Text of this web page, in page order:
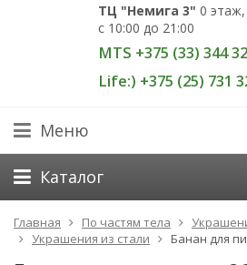
ТЦ "Немига 3" 0
с 10:00 до 21:00
MTS +375 (33) 344
Life:) +375 (25) 731
Меню
Каталог
Главная По частям тела
Украшения из стали
Банан для